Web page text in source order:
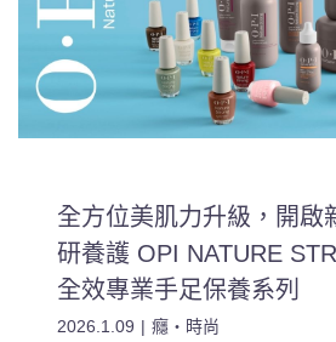
全方位美肌力升級，開啟
研養護 OPI NATURE
全效專業手足保養系列
2026.1.09 | 癮・時尚